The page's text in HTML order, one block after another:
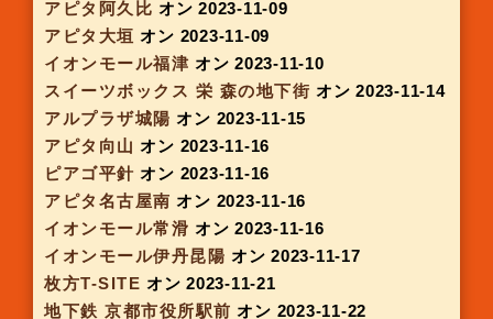
アルプラザ野洲
アピタ名古屋南
アピタ千代田橋オン 2023-10-12
ピアゴ菰野
オン 2023-10-12
スイーツボックスekimoなんば
イオンモール草津
ピアゴ瑞浪
オン 2023-10-14
アルプラザ宇治東
イオンモール明和
オン 2023-10-19
アピタ岡崎北
オン 2023-10-19
ヒルズウォーク徳重ガーデンズ